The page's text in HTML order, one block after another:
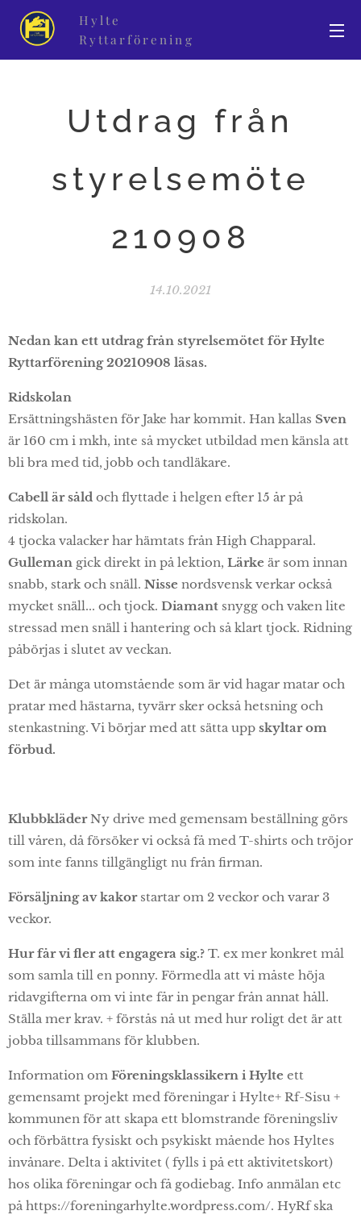
Hylte
Ryttarförening
Utdrag från
styrelsemöte
210908
14.10.2021
Nedan kan ett utdrag från styrelsemötet för Hylte
Ryttarförening 20210908 läsas.
Ridskolan
Ersättningshästen för Jake har kommit. Han kallas Sven
är 160 cm i mkh, inte så mycket utbildad men känsla att
bli bra med tid, jobb och tandläkare.
Cabell är såld och flyttade i helgen efter 15 år på
ridskolan.
4 tjocka valacker har hämtats från High Chapparal.
Gulleman gick direkt in på lektion, Lärke är som innan
snabb, stark och snäll. Nisse nordsvensk verkar också
mycket snäll... och tjock. Diamant snygg och vaken lite
stressad men snäll i hantering och så klart tjock. Ridning
påbörjas i slutet av veckan.
Det är många utomstående som är vid hagar matar och
pratar med hästarna, tyvärr sker också hetsning och
stenkastning. Vi börjar med att sätta upp skyltar om
förbud.
KlubbkläderNy drive med gemensam beställning görs
till våren, då försöker vi också få med T-shirts och tröjor
som inte fanns tillgängligt nu från firman.
Försäljning av kakorstartar om 2 veckor och varar 3
veckor.
Hur får vi fler att engagera sig.? T. ex mer konkret mål
som samla till en ponny. Förmedla att vi måste höja
ridavgifterna om vi inte får in pengar från annat håll.
Ställa mer krav. + förstås nå ut med hur roligt det är att
jobba tillsammans för klubben.
Information om Föreningsklassikern i Hylte ett
gemensamt projekt med föreningar i Hylte+ Rf-Sisu +
kommunen för att skapa ett blomstrande föreningsliv
och förbättra fysiskt och psykiskt mående hos Hyltes
invånare. Delta i aktivitet ( fylls i på ett aktivitetskort)
hos olika föreningar och få godiebag. Info anmälan etc
på https://foreningarhylte.wordpress.com/. HyRf ska